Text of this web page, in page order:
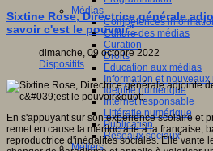
Médias
Compétences
Culture des médias
Curation
Droits
Education aux médias
Information et nouveaux
Identité numérique
Internet responsable
Littératie numérique
Publication
Réseaux sociaux
Métiers
Sixtine Rose, Directrice générale
savoir c'est le pouvoir".
dimanche, 09 octobre 2022
Dispositifs
En s'appuyant sur son expérience scolaire et
remet en cause la méritocratie à la française,
reproductrice d'inégalités sociales. Elle vante